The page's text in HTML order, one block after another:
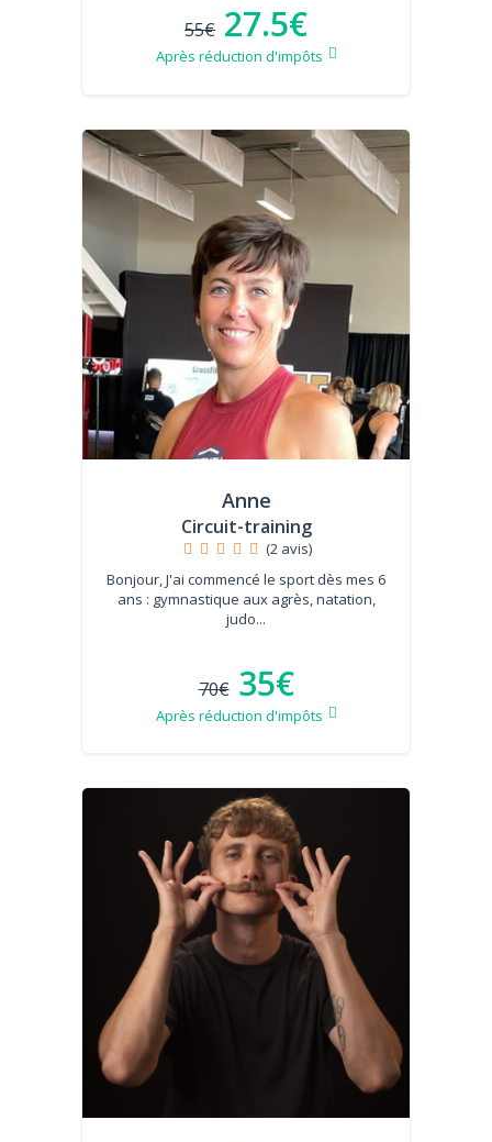
55€ 27.5€
Après réduction d'impôts
Anne
Circuit-training
(2 avis)
Bonjour, J'ai commencé le sport dès mes 6
ans : gymnastique aux agrès, natation,
judo...
70€ 35€
Après réduction d'impôts